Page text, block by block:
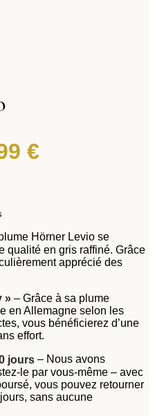
€
Hörner Levio se
qualité en gris raffiné. Grâce
apprécié des
»– Grâce à sa plume
en Allemagne selon les
vous bénéficierez d’une
effort.
jours– Nous avons
le par vous-même – avec
vous pouvez retourner
jours, sans aucune